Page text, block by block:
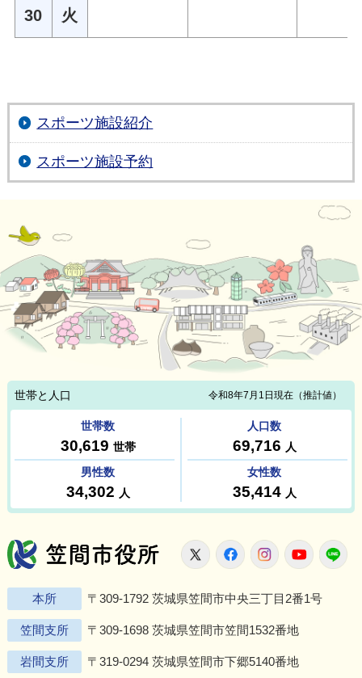
30 火
スポーツ施設紹介
スポーツ施設予約
笠間市役所
X FacebookInstagram
本所 〒309-1792 茨城県笠間市中央三丁目2番1号
笠間支所 〒309-1698 茨城県笠間市笠間1532番地
岩間支所 〒319-0294 茨城県笠間市下郷5140番地